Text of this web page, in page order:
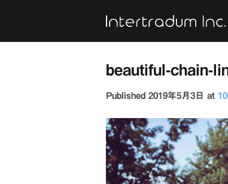
content
beautiful-chain-
Published 2019年5月3日 at